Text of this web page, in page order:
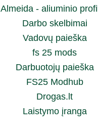
Almeida - aliuminio
Darbo skelbimai
Vadovų paieška
fs 25 mods
Darbuotojų paieška
FS25 Modhub
Drogas.lt
Laistymo įranga